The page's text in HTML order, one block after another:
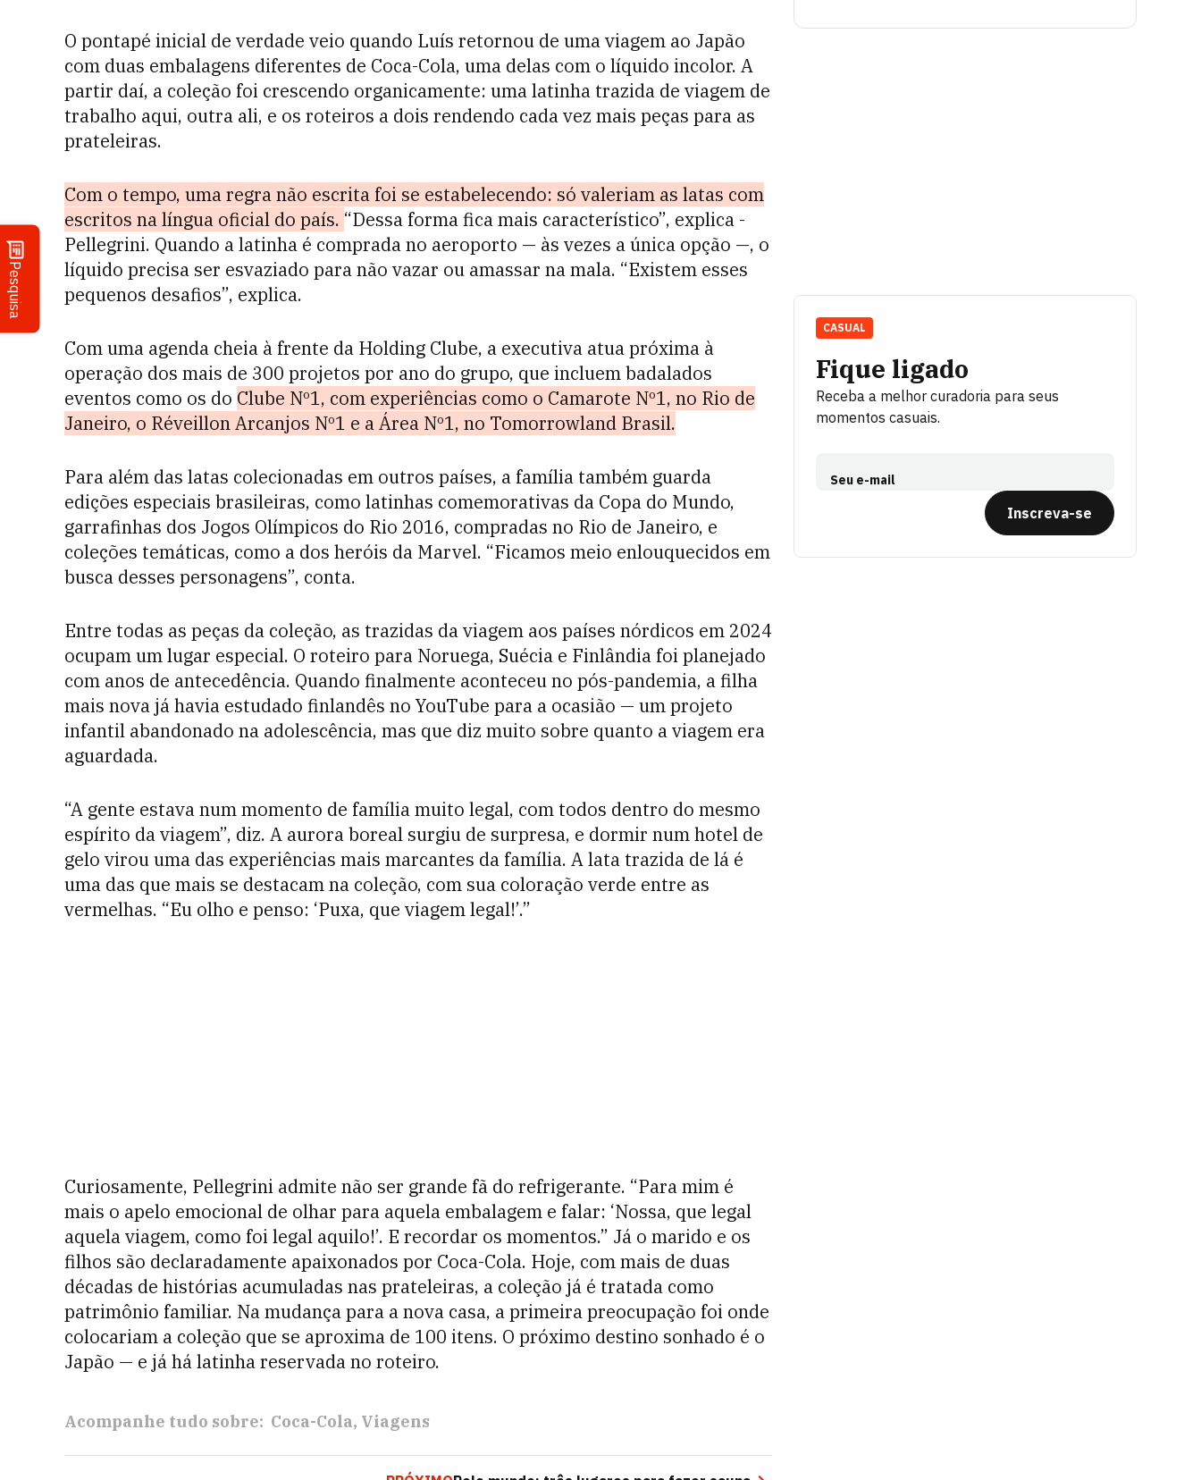
Pesquisa
O pontapé inicial de verdade veio quando Luís retornou de uma viagem ao Japão
com duas embalagens diferentes de Coca-Cola, uma delas com o líquido incolor. A
partir daí, a coleção foi crescendo organicamente: uma latinha trazida de viagem de
trabalho aqui, outra ali, e os roteiros a dois rendendo cada vez mais peças para as
prateleiras.
Com o tempo, uma regra não escrita foi se estabelecendo: só valeriam as latas com
escritos na língua oficial do país. “Dessa forma fica mais característico”, explica ­
Pellegrini. Quando a latinha é comprada no aeroporto — às vezes a única opção —, o
líquido precisa ser esvaziado para não vazar ou amassar na mala. “Existem esses
pequenos desafios”, explica.
Com uma agenda cheia à frente da Holding Clube, a executiva atua próxima à
operação dos mais de 300 projetos por ano do grupo, que incluem badalados
eventos como os do Clube Nº1, com experiências como o Camarote Nº1, no Rio de
Janeiro, o Réveillon Arcanjos Nº1 e a Área Nº1, no Tomorrowland Brasil.
Para além das latas colecionadas em outros países, a família também guarda
edições especiais brasileiras, como latinhas comemorativas da Copa do Mundo,
garrafinhas dos Jogos Olímpicos do Rio 2016, compradas no Rio de Janeiro, e
coleções temáticas, como a dos heróis da Marvel. “Ficamos meio enlouquecidos em
busca desses personagens”, conta.
Entre todas as peças da coleção, as trazidas da viagem aos países nórdicos em 2024
ocupam um lugar especial. O roteiro para Noruega, Suécia e Finlândia foi planejado
com anos de antecedência. Quando finalmente aconteceu no pós-pandemia, a filha
mais nova já havia estudado finlandês no YouTube para a ocasião — um projeto
infantil abandonado na adolescência, mas que diz muito sobre quanto a viagem era
aguardada.
“A gente estava num momento de família muito legal, com todos dentro do mesmo
espírito da viagem”, diz. A aurora boreal surgiu de surpresa, e dormir num hotel de
gelo virou uma das experiências mais marcantes da família. A lata trazida de lá é
uma das que mais se destacam na coleção, com sua coloração verde entre as
vermelhas. “Eu olho e penso: ‘Puxa, que viagem legal!’.”
Curiosamente, Pellegrini admite não ser grande fã do refrigerante. “Para mim é
mais o apelo emocional de olhar para aquela embalagem e falar: ‘Nossa, que legal
aquela viagem, como foi legal aquilo!’. E recordar os momentos.” Já o marido e os
filhos são declaradamente apaixonados por Coca-Cola. Hoje, com mais de duas
décadas de histórias acumuladas nas prateleiras, a coleção já é tratada como
patrimônio familiar. Na mudança para a nova casa, a primeira preocupação foi onde
colocariam a coleção que se aproxima de 100 itens. O próximo destino sonhado é o
Japão — e já há latinha reservada no roteiro.
Acompanhe tudo sobre: Coca-Cola Viagens
Fique ligado
Receba a melhor curadoria para seus
momentos casuais.
Seu e-mail
Inscreva-se
CASUAL